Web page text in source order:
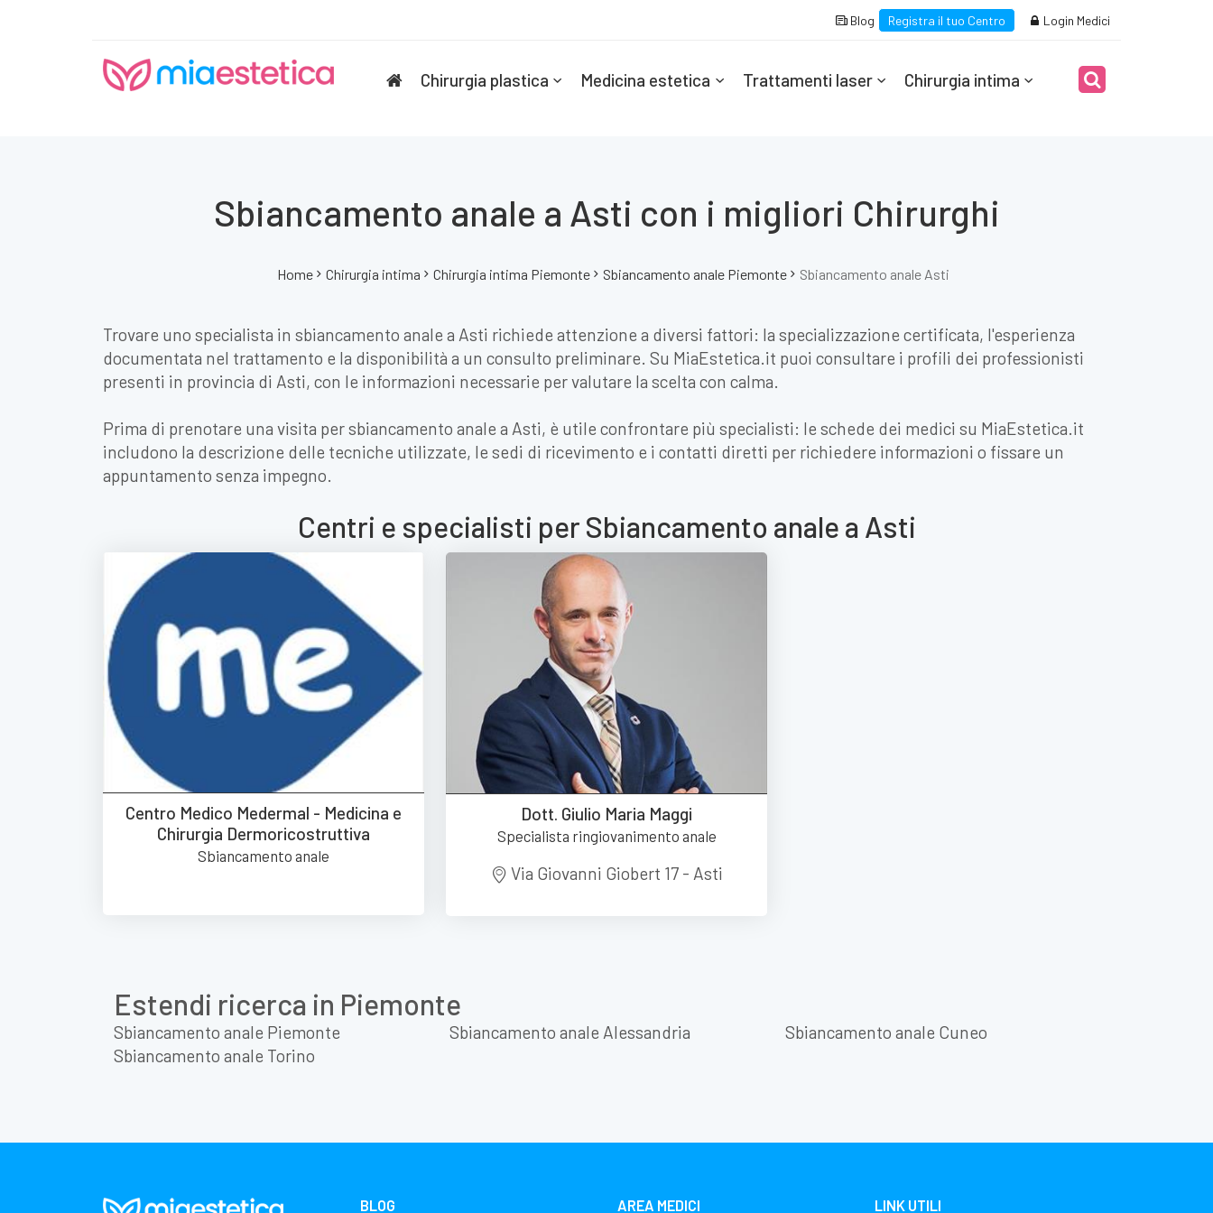
Blog Registra il tuo Centro Login Medici
Chirurgia plastica Medicina estetica Trattamenti laser Chirurgia intima
Sbiancamento anale a Asti con i migliori Chirurghi
Home Chirurgia intima Chirurgia intima Piemonte Sbiancamento anale Piemonte Sbiancamento anale Asti
Trovare uno specialista in sbiancamento anale a Asti richiede attenzione a diversi fattori: la specializzazione certificata, l'esperienza
documentata nel trattamento e la disponibilità a un consulto preliminare. Su MiaEstetica.it puoi consultare i profili dei professionisti
presenti in provincia di Asti, con le informazioni necessarie per valutare la scelta con calma.
Prima di prenotare una visita per sbiancamento anale a Asti, è utile confrontare più specialisti: le schede dei medici su MiaEstetica.it
includono la descrizione delle tecniche utilizzate, le sedi di ricevimento e i contatti diretti per richiedere informazioni o fissare un
appuntamento senza impegno.
Centri e specialisti per Sbiancamento anale a Asti
Centro Medico Medermal - Medicina e
Chirurgia Dermoricostruttiva
Sbiancamento anale
Dott. Giulio Maria Maggi
Specialista ringiovanimento anale
Via Giovanni Giobert 17 - Asti
Estendi ricerca in Piemonte
Sbiancamento anale Piemonte Sbiancamento anale Alessandria
Sbiancamento anale Cuneo
Sbiancamento anale Torino
BLOG AREA MEDICI LINK UTILI